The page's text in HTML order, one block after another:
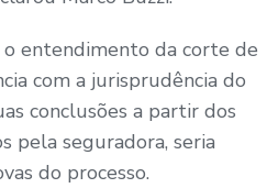
entendimento da corte de
com a jurisprudência do
conclusões a partir dos
pela seguradora, seria
do processo.